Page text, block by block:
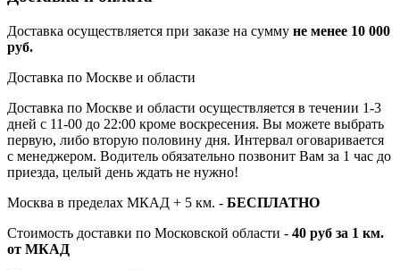
Доставка осуществляется при заказе на сумму не менее 10 000
руб.
Доставка по Москве и области
Доставка по Москве и области осуществляется в течении 1-3
дней с 11-00 до 22:00 кроме воскресения. Вы можете выбрать
первую, либо вторую половину дня. Интервал оговаривается
с менеджером. Водитель обязательно позвонит Вам за 1 час до
приезда, целый день ждать не нужно!
Москва в пределах МКАД + 5 км. - БЕСПЛАТНО
Стоимость доставки по Московской области - 40 руб за 1 км.
от МКАД